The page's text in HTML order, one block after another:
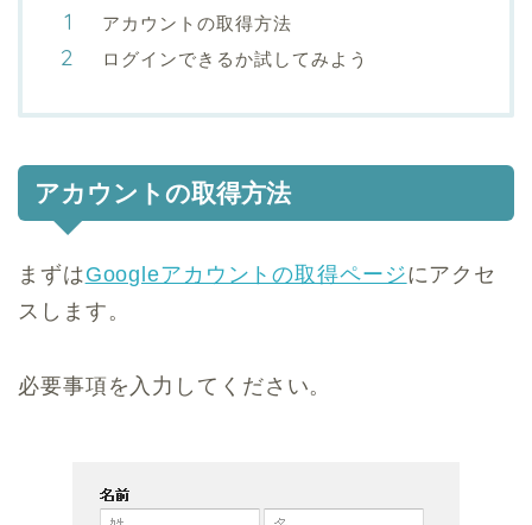
アカウントの取得方法
ログインできるか試してみよう
アカウントの取得方法
まずはGoogleアカウントの取得ページにアクセ
スします。
必要事項を入力してください。